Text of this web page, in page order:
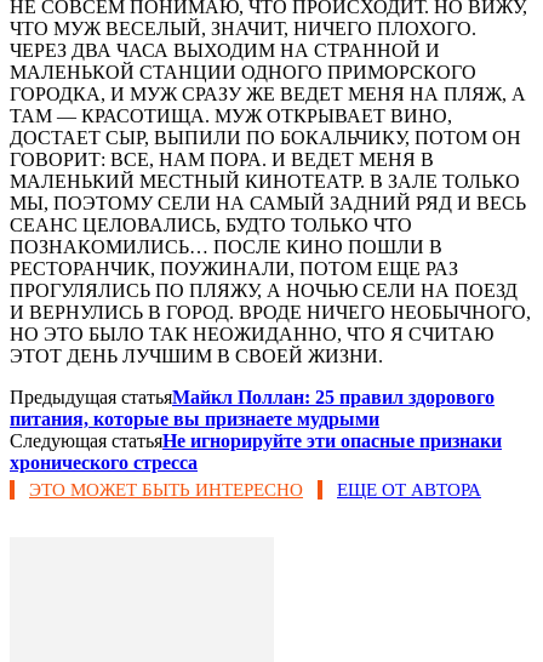
НЕ СОВСЕМ ПОНИМАЮ, ЧТО ПРОИСХОДИТ. НО ВИЖУ,
ЧТО МУЖ ВЕСЕЛЫЙ, ЗНАЧИТ, НИЧЕГО ПЛОХОГО.
ЧЕРЕЗ ДВА ЧАСА ВЫХОДИМ НА СТРАННОЙ И
МАЛЕНЬКОЙ СТАНЦИИ ОДНОГО ПРИМОРСКОГО
ГОРОДКА, И МУЖ СРАЗУ ЖЕ ВЕДЕТ МЕНЯ НА ПЛЯЖ, А
ТАМ — КРАСОТИЩА. МУЖ ОТКРЫВАЕТ ВИНО,
ДОСТАЕТ СЫР, ВЫПИЛИ ПО БОКАЛЬЧИКУ, ПОТОМ ОН
ГОВОРИТ: ВСЕ, НАМ ПОРА. И ВЕДЕТ МЕНЯ В
МАЛЕНЬКИЙ МЕСТНЫЙ КИНОТЕАТР. В ЗАЛЕ ТОЛЬКО
МЫ, ПОЭТОМУ СЕЛИ НА САМЫЙ ЗАДНИЙ РЯД И ВЕСЬ
СЕАНС ЦЕЛОВАЛИСЬ, БУДТО ТОЛЬКО ЧТО
ПОЗНАКОМИЛИСЬ… ПОСЛЕ КИНО ПОШЛИ В
РЕСТОРАНЧИК, ПОУЖИНАЛИ, ПОТОМ ЕЩЕ РАЗ
ПРОГУЛЯЛИСЬ ПО ПЛЯЖУ, А НОЧЬЮ СЕЛИ НА ПОЕЗД
И ВЕРНУЛИСЬ В ГОРОД. ВРОДЕ НИЧЕГО НЕОБЫЧНОГО,
НО ЭТО БЫЛО ТАК НЕОЖИДАННО, ЧТО Я СЧИТАЮ
ЭТОТ ДЕНЬ ЛУЧШИМ В СВОЕЙ ЖИЗНИ.
Предыдущая статьяМайкл Поллан: 25 правил здорового
питания, которые вы признаете мудрыми
Следующая статьяНе игнорируйте эти опасные признаки
хронического стресса
ЭТО МОЖЕТ БЫТЬ ИНТЕРЕСНО ЕЩЕ ОТ АВТОРА